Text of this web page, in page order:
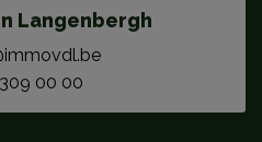
Langenbergh
00 00